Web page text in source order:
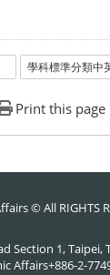
Print this page
© All RIGHTS
Section 1, Taipei,
Affairs+886-2-